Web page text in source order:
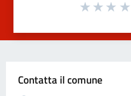
Contatta il comune